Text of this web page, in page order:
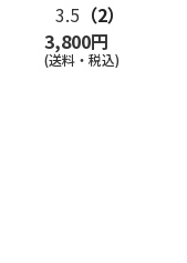
3.5 （2）
3,800円
(送料・税込)